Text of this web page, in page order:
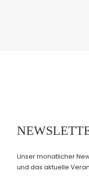
Unser monatlicher
und das aktuelle